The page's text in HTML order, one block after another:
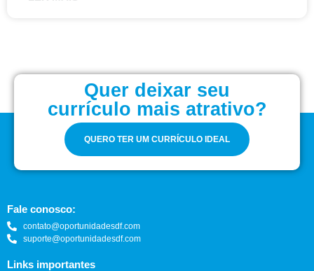
Quer deixar seu
currículo mais atrativo?
QUERO TER UM CURRÍCULO IDEAL
Fale conosco:
contato@oportunidadesdf.com
suporte@oportunidadesdf.com
Links importantes